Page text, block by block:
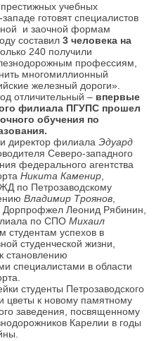
учебных
готовят специалистов
и заочной формам
составил 3 человека на
240 получили
профессиям,
многомиллионный
железный дороги».
отличительный – впервые
филиала ПГУПС прошел
обучения по
директор филиала Эдуард
Северо-западного
федерального агентства
Никита Каменир,
по Петрозаводскому
Владимир Троянов,
Дорпрофжел Леонид Рябинин,
по СПО Михаил
студентам успехов в
студенческой жизни,
становлению
специалистами в области
студенты Петрозаводского
к новому памятному
заведения, посвященному
Карелии в годы